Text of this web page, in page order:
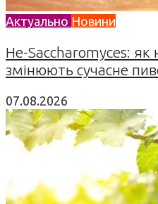
Актуально Новини
Не-Saccharomyces: як
змінюють сучасне
07.08.2026